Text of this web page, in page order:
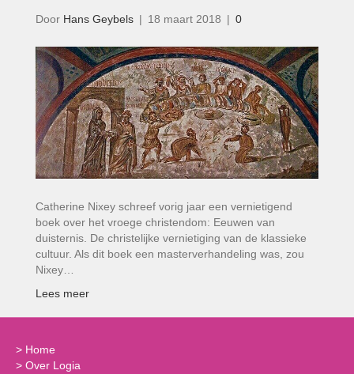
Door Hans Geybels | 18 maart 2018 | 0
Catherine Nixey schreef vorig jaar een vernietigend
boek over het vroege christendom: Eeuwen van
duisternis. De christelijke vernietiging van de klassieke
cultuur. Als dit boek een masterverhandeling was, zou
Nixey…
Lees meer
> Home
> Over Logia